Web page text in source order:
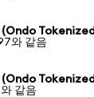
와 같음
같음